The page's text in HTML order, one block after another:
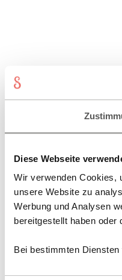
Diese Webseite
Wir verwenden Cookies,
unsere Website zu
Werbung und Analysen
bereitgestellt haben
Bei bestimmten